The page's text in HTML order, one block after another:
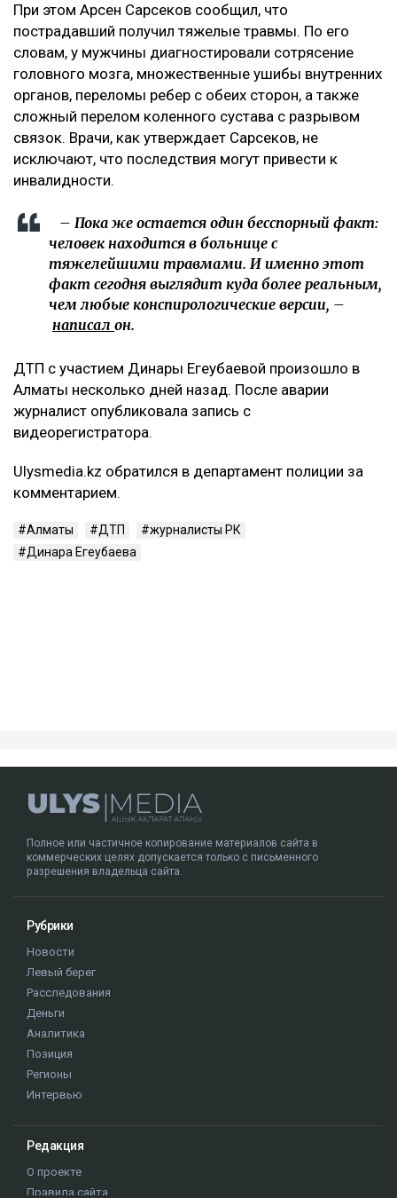
При этом Арсен Сарсеков сообщил, что
пострадавший получил тяжелые травмы. По его
словам, у мужчины диагностировали сотрясение
головного мозга, множественные ушибы внутренних
органов, переломы ребер с обеих сторон, а также
сложный перелом коленного сустава с разрывом
связок. Врачи, как утверждает Сарсеков, не
исключают, что последствия могут привести к
инвалидности.
– Пока же остается один бесспорный факт:
человек находится в больнице с
тяжелейшими травмами. И именно этот
факт сегодня выглядит куда более реальным,
чем любые конспирологические версии, –
написал он.
ДТП с участием Динары Егеубаевой произошло в
Алматы несколько дней назад. После аварии
журналист опубликовала запись с
видеорегистратора.
Ulysmedia.kz обратился в департамент полиции за
комментарием.
Алматы ДТП
журналисты РК
Динара Егеубаева
Новости
Названы самые криминальные
регионы Казахстана
Фото: Pixabay.com
Один регион Казахстана заметно опережает все
остальные по количеству зарегистрированных
преступлений, а самое распространённое уголовное
правонарушение в стране — мошенничество,
сообщает
ЧИТАЙТЕ ТАКЖЕ
Показания против Бажкеновой: что вскрылось на
очередном заседании суда